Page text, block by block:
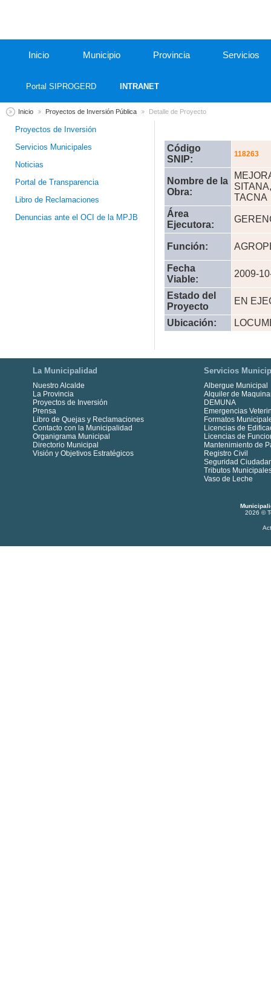
Inicio Municipio Provincia Servicios
Portal SIPROGERD INTRANET
Inicio Proyectos de Inversión Pública Detalle de Proyecto
Proyectos de Inversión
Servicios Municipales
Noticias
Portal de Transparencia
Libro de Reclamaciones
Denuncias ante el OCI de la MPJB
Código
SNIP:
118263
Nombre de la
Obra:
TACNA
Área
Ejecutora:
Función:
Fecha
Viable:
2009-
Estado del
Proyecto
EN
Ubicación:
La Municipalidad
Nuestro Alcalde
La Provincia
Proyectos de Inversión
Prensa
Libro de Quejas y Reclamaciones
Contacto con la Municipalidad
Organigrama Municipal
Directorio Municipal
Visión y Objetivos Estratégicos
Servicios
Albergue Municipal
Alquiler de
DEMUNA
Emergencias
Formatos
Licencias de
Licencias de
Mantenimiento de
Registro Civil
Seguridad
Tributos
Vaso de Leche
2026 ©